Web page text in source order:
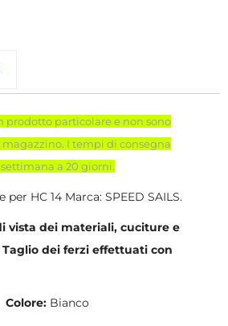
prodotto particolare e non sono
I tempi di consegna
a 20 giorni.
HC 14 Marca: SPEED SAILS.
vista dei materiali, cuciture e
Taglio dei ferzi effettuati con
Colore: Bianco